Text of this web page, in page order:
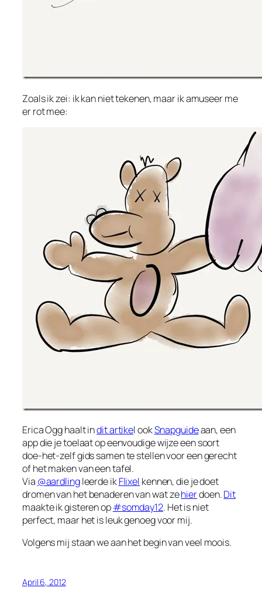
Zoals ik zei: ik kan niet tekenen, maar ik amuseer me
er rot mee:
Erica Ogg haalt indit artikel ookSnapguideaan, een
app die je toelaat op eenvoudige wijze een soort
doe-het-zelf gids samen te stellen voor een gerecht
of het maken van een tafel.
Via @aardlingleerde ikFlixel kennen, die je doet
dromen van het benaderen van wat zehierdoen.Dit
maakte ik gisteren op#somday12. Het is niet
perfect, maar het is leuk genoeg voor mij.
Volgens mij staan we aan het begin van veel moois.
April 6, 2012